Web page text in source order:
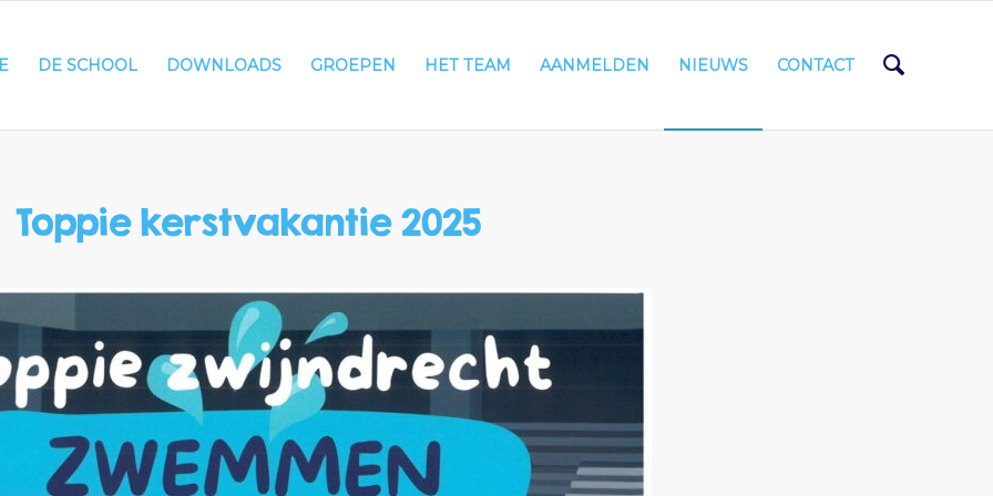
DE SCHOOL DOWNLOADS GROEPEN HET TEAM AANMELDEN NIEUWS CONTACT
Toppie kerstvakantie 2025